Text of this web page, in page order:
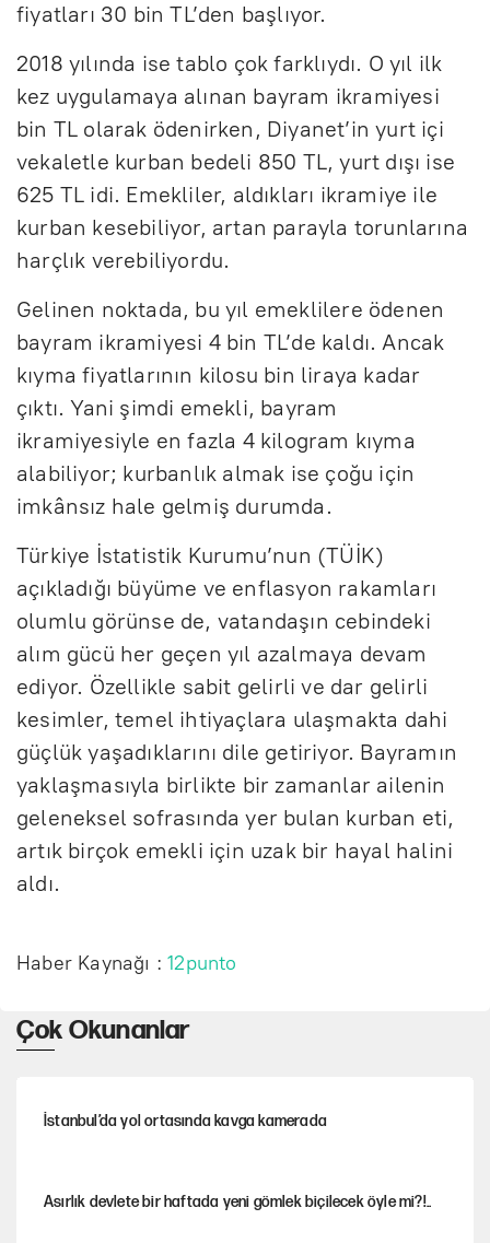
fiyatları 30 bin TL’den başlıyor.
2018 yılında ise tablo çok farklıydı. O yıl ilk
kez uygulamaya alınan bayram ikramiyesi
bin TL olarak ödenirken, Diyanet’in yurt içi
vekaletle kurban bedeli 850 TL, yurt dışı ise
625 TL idi. Emekliler, aldıkları ikramiye ile
kurban kesebiliyor, artan parayla torunlarına
harçlık verebiliyordu.
Gelinen noktada, bu yıl emeklilere ödenen
bayram ikramiyesi 4 bin TL’de kaldı. Ancak
kıyma fiyatlarının kilosu bin liraya kadar
çıktı. Yani şimdi emekli, bayram
ikramiyesiyle en fazla 4 kilogram kıyma
alabiliyor; kurbanlık almak ise çoğu için
imkânsız hale gelmiş durumda.
Türkiye İstatistik Kurumu’nun (TÜİK)
açıkladığı büyüme ve enflasyon rakamları
olumlu görünse de, vatandaşın cebindeki
alım gücü her geçen yıl azalmaya devam
ediyor. Özellikle sabit gelirli ve dar gelirli
kesimler, temel ihtiyaçlara ulaşmakta dahi
güçlük yaşadıklarını dile getiriyor. Bayramın
yaklaşmasıyla birlikte bir zamanlar ailenin
geleneksel sofrasında yer bulan kurban eti,
artık birçok emekli için uzak bir hayal halini
aldı.
Haber Kaynağı :12punto
Çok Okunanlar
İstanbul’da yol ortasında kavga kamerada
Asırlık devlete bir haftada yeni gömlek biçilecek öyle mi?!..